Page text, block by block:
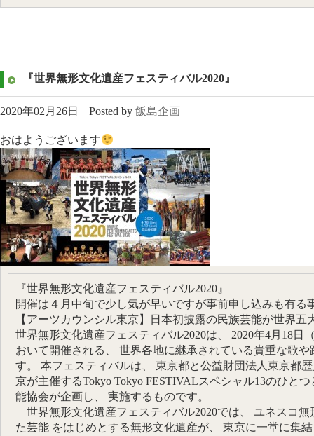
『世界無形文化遺産フェスティバル2020』
2020年02月26日 Posted by 飯島企画
おはようございます
『世界無形文化遺産フェスティバル2020』
開催は４月中旬で少し気が早いですが事前申し込みも有る
【アーツカウンシル東京】日本初披露の民族芸能が世界五
世界無形文化遺産フェスティバル2020は、 2020年4月18日
おいて開催される、 世界各地に継承されている貴重な歌
す。 本フェスティバルは、 東京都と公益財団法人東京都
京が主催するTokyo Tokyo FESTIVALスペシャル13のひと
能協会が企画し、 実施するものです。
世界無形文化遺産フェスティバル2020では、 ユネスコ
た芸能 をはじめとする無形文化遺産が、 東京に一堂に集